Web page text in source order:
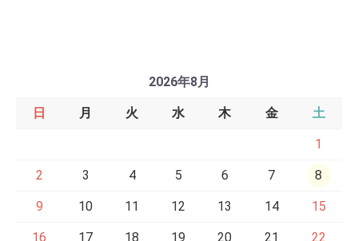
2026年8月
日 月 火 水 木 金 土
1
2 3 4 5 6 7 8
9 10 11 12 13 14 15
16 17 18 19 20 21 22